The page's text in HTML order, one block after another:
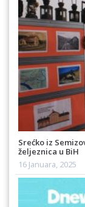
Srećko iz
željeznica u BiH
16 Januara, 2025